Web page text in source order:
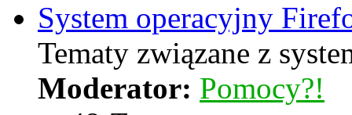
System operacyjny
Tematy związane z
Moderator: Pomocy?!